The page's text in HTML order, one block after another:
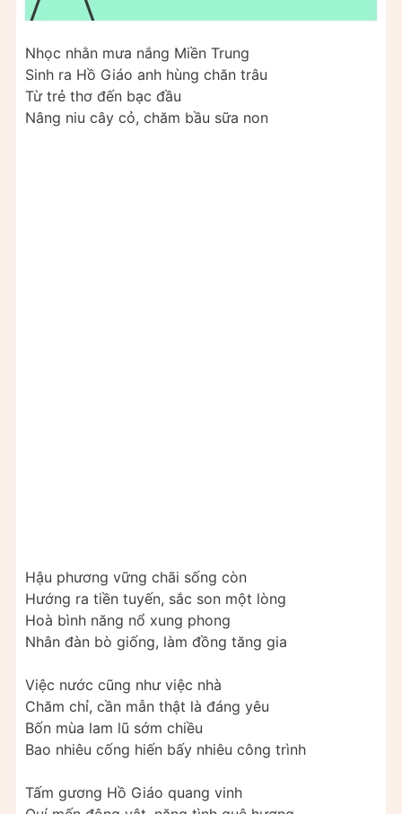
Nhọc nhằn mưa nắng Miền Trung
Sinh ra Hồ Giáo anh hùng chăn trâu
Từ trẻ thơ đến bạc đầu
Nâng niu cây cỏ, chăm bầu sữa non
Hậu phương vững chãi sống còn
Hướng ra tiền tuyến, sắc son một lòng
Hoà bình năng nổ xung phong
Nhân đàn bò giống, làm đồng tăng gia
Việc nước cũng như việc nhà
Chăm chỉ, cần mẫn thật là đáng yêu
Bốn mùa lam lũ sớm chiều
Bao nhiêu cống hiến bấy nhiêu công trình
Tấm gương Hồ Giáo quang vinh